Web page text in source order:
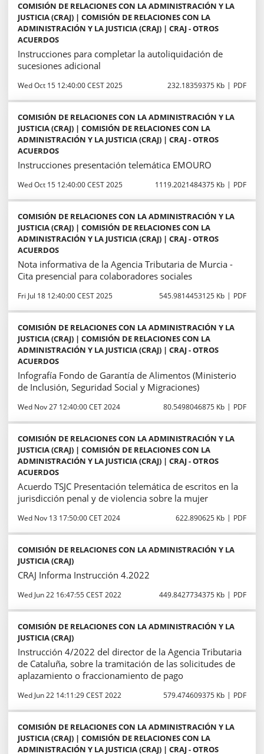
COMISIÓN DE RELACIONES CON LA ADMINISTRACIÓN Y LA
JUSTICIA (CRAJ) | COMISIÓN DE RELACIONES CON LA
ADMINISTRACIÓN Y LA JUSTICIA (CRAJ) | CRAJ - OTROS
ACUERDOS
Instrucciones para completar la autoliquidación de
sucesiones adicional
Wed Oct 15 12:40:00 CEST 2025 232.18359375 Kb PDF
COMISIÓN DE RELACIONES CON LA ADMINISTRACIÓN Y LA
JUSTICIA (CRAJ) | COMISIÓN DE RELACIONES CON LA
ADMINISTRACIÓN Y LA JUSTICIA (CRAJ) | CRAJ - OTROS
ACUERDOS
Instrucciones presentación telemática EMOURO
Wed Oct 15 12:40:00 CEST 2025 1119.2021484375 Kb PDF
COMISIÓN DE RELACIONES CON LA ADMINISTRACIÓN Y LA
JUSTICIA (CRAJ) | COMISIÓN DE RELACIONES CON LA
ADMINISTRACIÓN Y LA JUSTICIA (CRAJ) | CRAJ - OTROS
ACUERDOS
Nota informativa de la Agencia Tributaria de Murcia -
Cita presencial para colaboradores sociales
Fri Jul 18 12:40:00 CEST 2025 545.9814453125 Kb PDF
COMISIÓN DE RELACIONES CON LA ADMINISTRACIÓN Y LA
JUSTICIA (CRAJ) | COMISIÓN DE RELACIONES CON LA
ADMINISTRACIÓN Y LA JUSTICIA (CRAJ) | CRAJ - OTROS
ACUERDOS
Infografía Fondo de Garantía de Alimentos (Ministerio
de Inclusión, Seguridad Social y Migraciones)
Wed Nov 27 12:40:00 CET 2024 80.5498046875 Kb PDF
COMISIÓN DE RELACIONES CON LA ADMINISTRACIÓN Y LA
JUSTICIA (CRAJ) | COMISIÓN DE RELACIONES CON LA
ADMINISTRACIÓN Y LA JUSTICIA (CRAJ) | CRAJ - OTROS
ACUERDOS
Acuerdo TSJC Presentación telemática de escritos en la
jurisdicción penal y de violencia sobre la mujer
Wed Nov 13 17:50:00 CET 2024 622.890625 Kb PDF
COMISIÓN DE RELACIONES CON LA ADMINISTRACIÓN Y LA
JUSTICIA (CRAJ)
CRAJ Informa Instrucción 4.2022
Wed Jun 22 16:47:55 CEST 2022 449.8427734375 Kb PDF
COMISIÓN DE RELACIONES CON LA ADMINISTRACIÓN Y LA
JUSTICIA (CRAJ)
Instrucción 4/2022 del director de la Agencia Tributaria
de Cataluña, sobre la tramitación de las solicitudes de
aplazamiento o fraccionamiento de pago
Wed Jun 22 14:11:29 CEST 2022 579.474609375 Kb PDF
COMISIÓN DE RELACIONES CON LA ADMINISTRACIÓN Y LA
JUSTICIA (CRAJ) | COMISIÓN DE RELACIONES CON LA
ADMINISTRACIÓN Y LA JUSTICIA (CRAJ) | CRAJ - OTROS